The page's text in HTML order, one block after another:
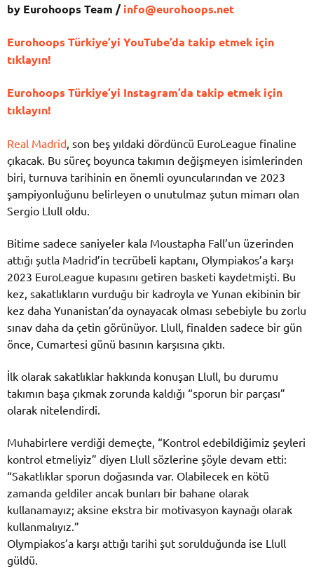
by Eurohoops Team /info@eurohoops.net
Eurohoops Türkiye’yi YouTube’da takip etmek için
tıklayın!
Eurohoops Türkiye’yi Instagram’da takip etmek için
tıklayın!
Real Madrid , son beş yıldaki dördüncü EuroLeague finaline
çıkacak. Bu süreç boyunca takımın değişmeyen isimlerinden
biri, turnuva tarihinin en önemli oyuncularından ve 2023
şampiyonluğunu belirleyen o unutulmaz şutun mimarı olan
Sergio Llull oldu.
Bitime sadece saniyeler kala Moustapha Fall’un üzerinden
attığı şutla Madrid’in tecrübeli kaptanı, Olympiakos’a karşı
2023 EuroLeague kupasını getiren basketi kaydetmişti. Bu
kez, sakatlıkların vurduğu bir kadroyla ve Yunan ekibinin bir
kez daha Yunanistan’da oynayacak olması sebebiyle bu zorlu
sınav daha da çetin görünüyor. Llull, finalden sadece bir gün
önce, Cumartesi günü basının karşısına çıktı.
İlk olarak sakatlıklar hakkında konuşan Llull, bu durumu
takımın başa çıkmak zorunda kaldığı “sporun bir parçası”
olarak nitelendirdi.
Muhabirlere verdiği demeçte, “Kontrol edebildiğimiz şeyleri
kontrol etmeliyiz” diyen Llull sözlerine şöyle devam etti:
“Sakatlıklar sporun doğasında var. Olabilecek en kötü
zamanda geldiler ancak bunları bir bahane olarak
kullanamayız; aksine ekstra bir motivasyon kaynağı olarak
kullanmalıyız.”
Olympiakos’a karşı attığı tarihi şut sorulduğunda ise Llull
güldü.